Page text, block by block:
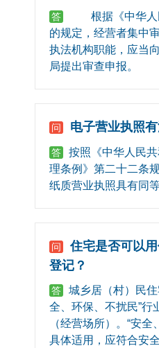
答
根据《中华人民
的规定，经营者集中
执法机构职能，应当
局提出审查申报。
问 电子营业执照
答
按照《中华人民
理条例》第二十二条
纸质营业执照具有同
问
住宅是否可以
登记？
答
城乡居（村）民
全、环保、不扰民”行
（经营场所）。“安
具体适用，应符合安